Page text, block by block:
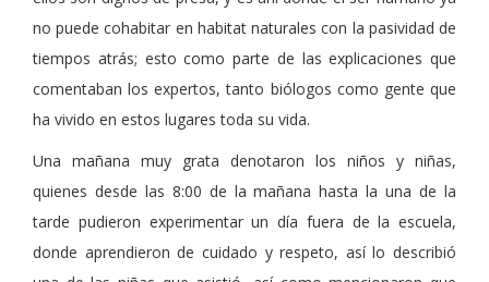
no puede cohabitar en habitat naturales con la pasividad de
tiempos atrás; esto como parte de las explicaciones que
comentaban los expertos, tanto biólogos como gente que
ha vivido en estos lugares toda su vida.
Una mañana muy grata denotaron los niños y niñas,
quienes desde las 8:00 de la mañana hasta la una de la
tarde pudieron experimentar un día fuera de la escuela,
donde aprendieron de cuidado y respeto, así lo describió